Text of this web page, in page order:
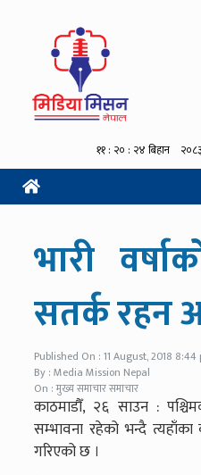
भारी
सतर्क रहन
Published On : 11 August, 2018 8:44
By : Media Mission Nepal
On : मुख्य समाचार समाचार
काठमाडौँ, २६ साउन :
सम्भावना रहेको भन्दै
गरिएको छ ।